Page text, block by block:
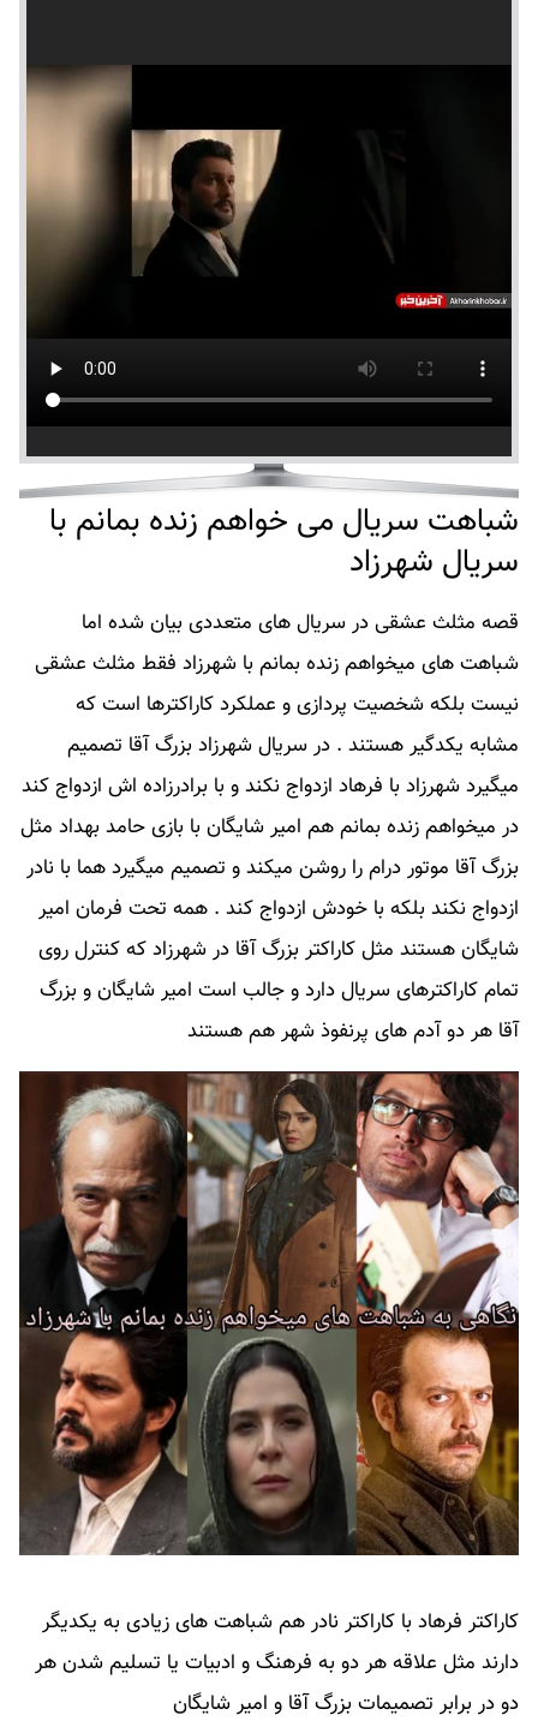
شباهت سریال می خواهم زنده بمانم با
سریال شهرزاد
قصه مثلث عشقی در سریال های متعددی بیان شده اما
شباهت های میخواهم زنده بمانم با شهرزاد فقط مثلث عشقی
نیست بلکه شخصیت پردازی و عملکرد کاراکترها است که
مشابه یکدگیر هستند . در سریال شهرزاد بزرگ آقا تصمیم
میگیرد شهرزاد با فرهاد ازدواج نکند و با برادرزاده اش ازدواج کند
در میخواهم زنده بمانم هم امیر شایگان با بازی حامد بهداد مثل
بزرگ آقا موتور درام را روشن میکند و تصمیم میگیرد هما با نادر
ازدواج نکند بلکه با خودش ازدواج کند . همه تحت فرمان امیر
شایگان هستند مثل کاراکتر بزرگ آقا در شهرزاد که کنترل روی
تمام کاراکترهای سریال دارد و جالب است امیر شایگان و بزرگ
آقا هر دو آدم های پرنفوذ شهر هم هستند
کاراکتر فرهاد با کاراکتر نادر هم شباهت های زیادی به یکدیگر
دارند مثل علاقه هر دو به فرهنگ و ادبیات یا تسلیم شدن هر
دو در برابر تصمیمات بزرگ آقا و امیر شایگان